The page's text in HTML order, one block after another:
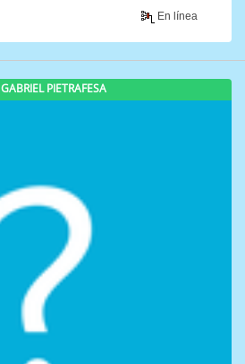
En línea
GABRIEL PIETRAFESA